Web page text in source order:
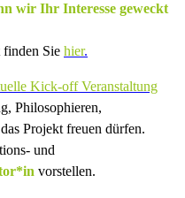
wir Ihr Interesse geweckt
finden Sie hier.
Kick-off Veranstaltung
Philosophieren,
Projekt freuen dürfen.
und
vorstellen.